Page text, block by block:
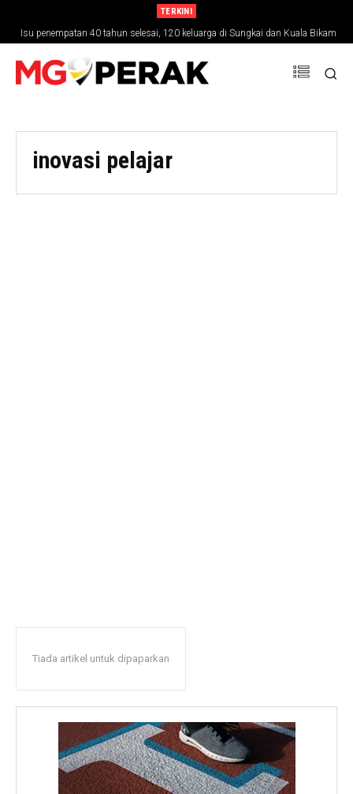
TERKINI
Ipoh berpotensi besar sebagai destinasi gastronomi
Isu penempatan 40 tahun selesai, 120 keluarga di Sungkai dan Kuala Bikam
terima geran tanah
inovasi pelajar
Tiada artikel untuk dipaparkan